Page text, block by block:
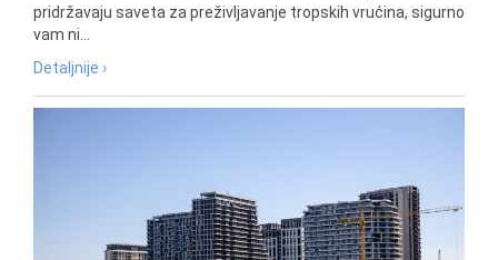
pridržavaju saveta za preživljavanje tropskih vrućina, sigurno
vam ni...
Detaljnije ›